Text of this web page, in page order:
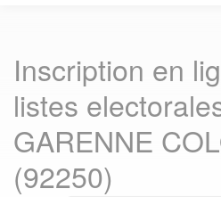
Inscription en
listes
GARENNE
(92250)